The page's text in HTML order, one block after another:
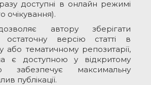
доступні в онлайн режимі
очікування).
автору зберігати
остаточну версію статті в
або тематичному репозитарії,
є доступною у відкритому
забезпечує максимальну
публікації.